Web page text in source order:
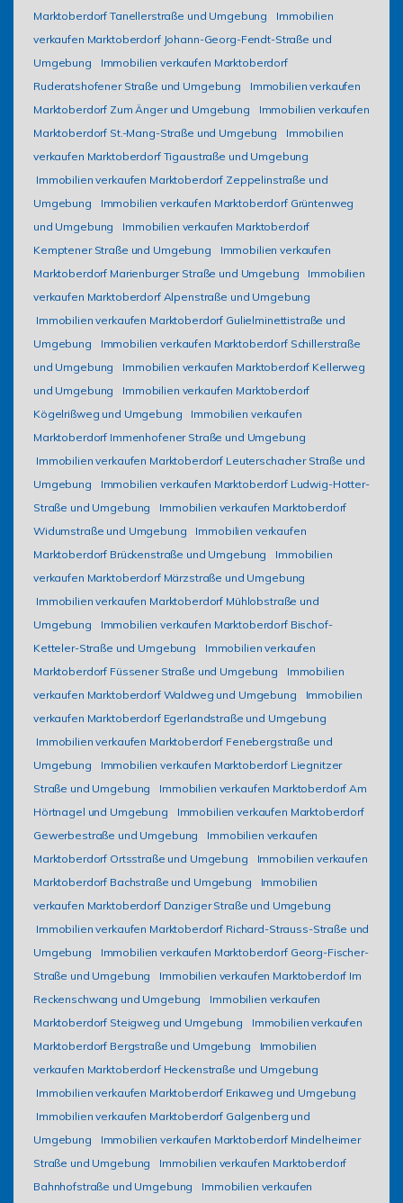
Marktoberdorf Tanellerstraße und Umgebung
Immobilien
verkaufen Marktoberdorf Johann-Georg-Fendt-Straße und
Umgebung
Immobilien verkaufen Marktoberdorf
Ruderatshofener Straße und Umgebung
Immobilien verkaufen
Marktoberdorf Zum Änger und Umgebung
Immobilien verkaufen
Marktoberdorf St.-Mang-Straße und Umgebung
Immobilien
verkaufen Marktoberdorf Tigaustraße und Umgebung
Immobilien verkaufen Marktoberdorf Zeppelinstraße und
Umgebung
Immobilien verkaufen Marktoberdorf Grüntenweg
und Umgebung
Immobilien verkaufen Marktoberdorf
Kemptener Straße und Umgebung
Immobilien verkaufen
Marktoberdorf Marienburger Straße und Umgebung
Immobilien
verkaufen Marktoberdorf Alpenstraße und Umgebung
Immobilien verkaufen Marktoberdorf Gulielminettistraße und
Umgebung
Immobilien verkaufen Marktoberdorf Schillerstraße
und Umgebung
Immobilien verkaufen Marktoberdorf Kellerweg
und Umgebung
Immobilien verkaufen Marktoberdorf
Kögelrißweg und Umgebung
Immobilien verkaufen
Marktoberdorf Immenhofener Straße und Umgebung
Immobilien verkaufen Marktoberdorf Leuterschacher Straße und
Umgebung
Immobilien verkaufen Marktoberdorf Ludwig-Hotter-
Straße und Umgebung
Immobilien verkaufen Marktoberdorf
Widumstraße und Umgebung
Immobilien verkaufen
Marktoberdorf Brückenstraße und Umgebung
Immobilien
verkaufen Marktoberdorf Märzstraße und Umgebung
Immobilien verkaufen Marktoberdorf Mühlobstraße und
Umgebung
Immobilien verkaufen Marktoberdorf Bischof-
Ketteler-Straße und Umgebung
Immobilien verkaufen
Marktoberdorf Füssener Straße und Umgebung
Immobilien
verkaufen Marktoberdorf Waldweg und Umgebung
Immobilien
verkaufen Marktoberdorf Egerlandstraße und Umgebung
Immobilien verkaufen Marktoberdorf Fenebergstraße und
Umgebung
Immobilien verkaufen Marktoberdorf Liegnitzer
Straße und Umgebung
Immobilien verkaufen Marktoberdorf Am
Hörtnagel und Umgebung
Immobilien verkaufen Marktoberdorf
Gewerbestraße und Umgebung
Immobilien verkaufen
Marktoberdorf Ortsstraße und Umgebung
Immobilien verkaufen
Marktoberdorf Bachstraße und Umgebung
Immobilien
verkaufen Marktoberdorf Danziger Straße und Umgebung
Immobilien verkaufen Marktoberdorf Richard-Strauss-Straße und
Umgebung
Immobilien verkaufen Marktoberdorf Georg-Fischer-
Straße und Umgebung
Immobilien verkaufen Marktoberdorf Im
Reckenschwang und Umgebung
Immobilien verkaufen
Marktoberdorf Steigweg und Umgebung
Immobilien verkaufen
Marktoberdorf Bergstraße und Umgebung
Immobilien
verkaufen Marktoberdorf Heckenstraße und Umgebung
Immobilien verkaufen Marktoberdorf Erikaweg und Umgebung
Immobilien verkaufen Marktoberdorf Galgenberg und
Umgebung
Immobilien verkaufen Marktoberdorf Mindelheimer
Straße und Umgebung
Immobilien verkaufen Marktoberdorf
Bahnhofstraße und Umgebung
Immobilien verkaufen